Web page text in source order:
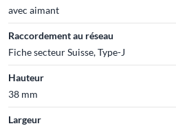
avec aimant
Raccordement au réseau
Fiche secteur Suisse, Type-J
Hauteur
38 mm
Largeur